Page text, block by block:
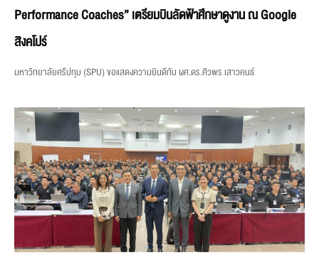
Performance Coaches” เตรียมบินลัดฟ้าศึกษาดูงาน ณ Google
สิงคโปร์
มหาวิทยาลัยศรีปทุม (SPU) ขอแสดงความยินดีกับ ผศ.ดร.ศิวพร เสาวคนธ์